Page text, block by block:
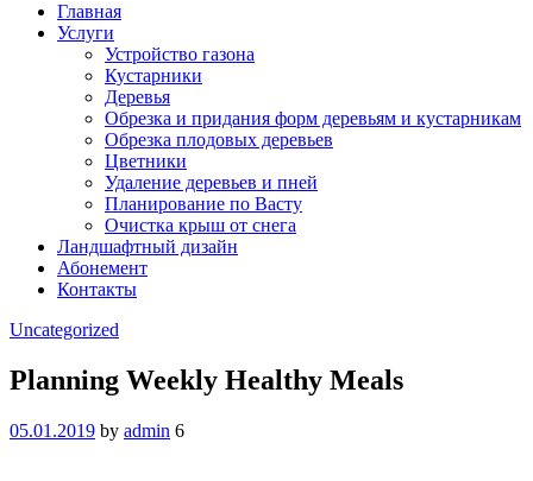
Главная
Услуги
Устройство газона
Кустарники
Деревья
Обрезка и придания форм деревьям и кустарникам
Обрезка плодовых деревьев
Цветники
Удаление деревьев и пней
Планирование по Васту
Очистка крыш от снега
Ландшафтный дизайн
Абонемент
Контакты
Categories
Uncategorized
Planning Weekly Healthy Meals
05.01.2019 by admin 6